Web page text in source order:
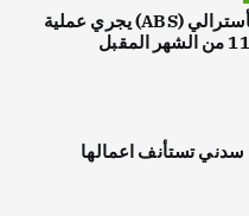
مكتب الإحصاءات الأسترالي (ABS) يجري عملية
سدني تستأنف اعمالها